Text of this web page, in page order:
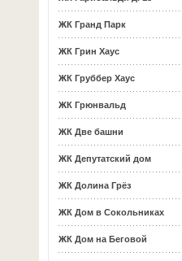
ЖК Гранд Парк
ЖК Грин Хаус
ЖК Груббер Хаус
ЖК Грюнвальд
ЖК Две башни
ЖК Депутатский дом
ЖК Долина Грёз
ЖК Дом в Сокольниках
ЖК Дом на Беговой